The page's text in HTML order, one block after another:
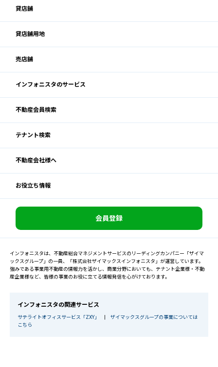
貸店舗
貸店舗用地
売店舗
インフォニスタのサービス
不動産会員検索
テナント検索
不動産会社様へ
お役立ち情報
会員登録
インフォニスタは、不動産総合マネジメントサービスのリーディングカンパニー「ザイマ
ックスグループ」の一員、「株式会社ザイマックスインフォニスタ」が運営しています。
強みである事業用不動産の情報力を活かし、商業分野においても、テナント企業様・不動
産企業様など、皆様の事業のお役に立てる情報発信を心がけております。
インフォニスタの関連サービス
サテライトオフィスサービス「ZXY」
ザイマックスグループの事業については
こちら